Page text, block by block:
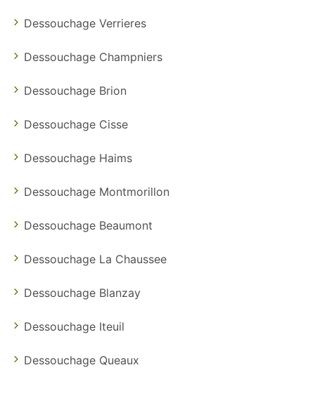
Dessouchage Verrieres
Dessouchage Champniers
Dessouchage Brion
Dessouchage Cisse
Dessouchage Haims
Dessouchage Montmorillon
Dessouchage Beaumont
Dessouchage La Chaussee
Dessouchage Blanzay
Dessouchage Iteuil
Dessouchage Queaux